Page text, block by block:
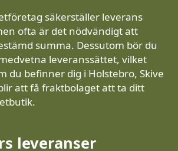
säkerställer leverans
ofta är det nödvändigt att
summa. Dessutom bör du
leveranssättet, vilket
du befinner dig i Holstebro, Skive
att få fraktbolaget att ta ditt
leveranser